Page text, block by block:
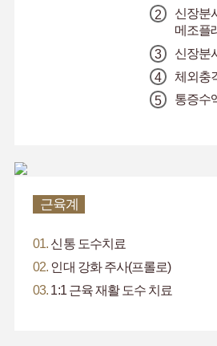
신장분
메조플
신장분
체외충
통증수
근육계
01. 신통 도수치료
02. 인대 강화 주사(프롤로)
03. 1:1 근육 재활 도수 치료